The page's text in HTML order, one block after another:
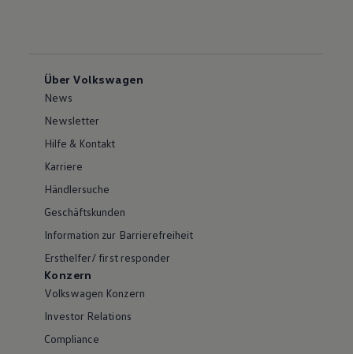
Über Volkswagen
News
Newsletter
Hilfe & Kontakt
Karriere
Händlersuche
Geschäftskunden
Information zur Barrierefreiheit
Ersthelfer/ first responder
Konzern
Volkswagen Konzern
Investor Relations
Compliance